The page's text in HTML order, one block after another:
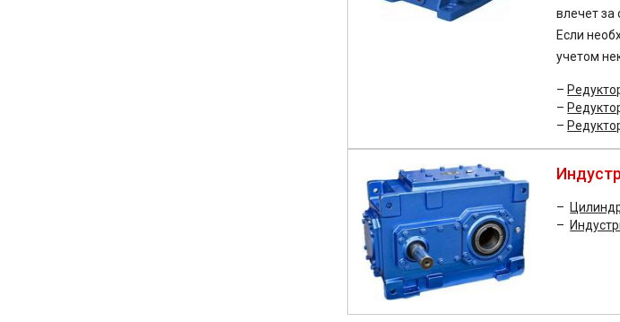
влечет за
Если
учетом